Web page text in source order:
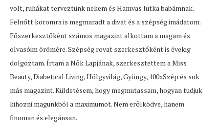
volt, ruhákat terveztünk nekem és Hamvas Jutka babámnak.
Felnőtt koromra is megmaradt a divat és a szépség imádatom.
Főszerkesztőként számos magazint alkottam a magam és
olvasóim örömére. Szépség rovat szerkesztőként is évekig
dolgoztam. Írtam a Nők Lapjának, szerkesztettem a Miss
Beauty, Diabetical Living, Hölgyvilág, Gyöngy, 100xSzép és sok
más magazint. Küldetésem, hogy megmutassam, hogyan tudjuk
kihozni magunkból a maximumot. Nem erőlködve, hanem
finoman és elegánsan.